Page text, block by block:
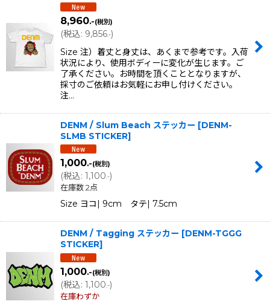
8,960.-(税別)
(税込: 9,856.-)
Size 注）着丈と身丈は、あくまで参考です。入荷
状況により、使用ボディーに変化が生じます。ご
了承ください。お時間を頂くこととなりますが、
採寸のご依頼はお気軽にお申し付けください。
注…
DENM / Slum Beach ステッカー [DENM-
SLMB STICKER]
1,000.-(税別)
(税込: 1,100.-)
在庫数 2点
Size ヨコ| 9cm タテ| 7.5cm
DENM / Tagging ステッカー [DENM-TGGG
STICKER]
1,000.-(税別)
(税込: 1,100.-)
在庫わずか